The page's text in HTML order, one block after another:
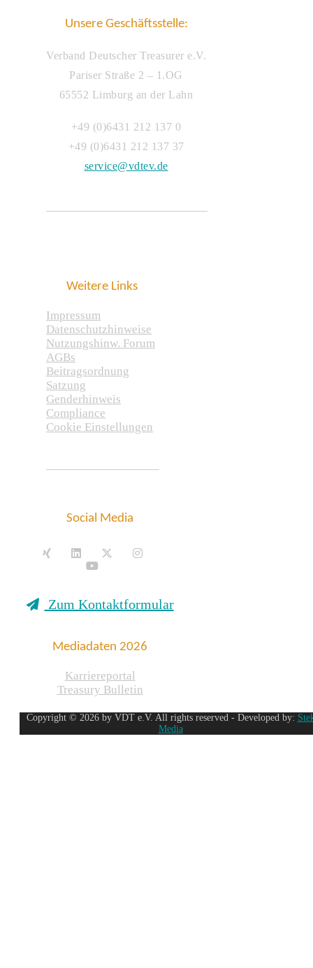
Unsere Geschäftsstelle:
Verband Deutscher Treasurer e.V.
Pariser Straße 2 – 1.OG
65552 Limburg an der Lahn
+49 (0)6431 212 137 0
+49 (0)6431 212 137 37
service@vdtev.de
Weitere Links
Impressum
Datenschutzhinweise
Nutzungshinw. Forum
AGBs
Beitragsordnung
Satzung
Genderhinweis
Compliance
Cookie Einstellungen
Social Media
Zum Kontaktformular
Mediadaten 2026
Karriereportal
Treasury Bulletin
Copyright © 2026 by VDT e.V. All rights reserved - Developed by:
Media